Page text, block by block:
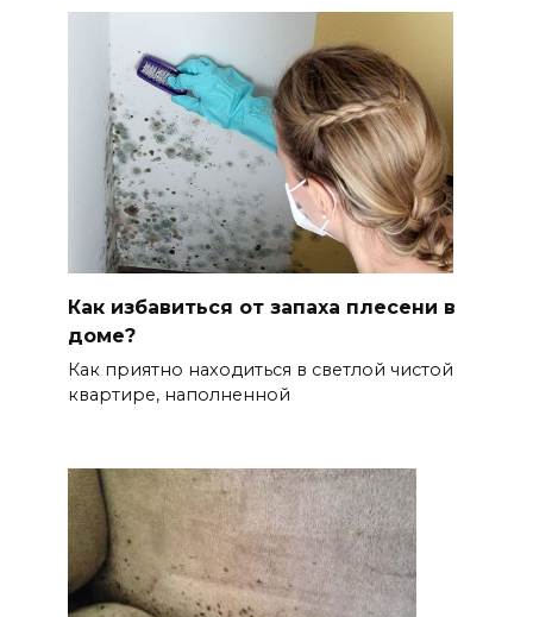
Как избавиться от запаха плесени в
доме?
Как приятно находиться в светлой чистой
квартире, наполненной